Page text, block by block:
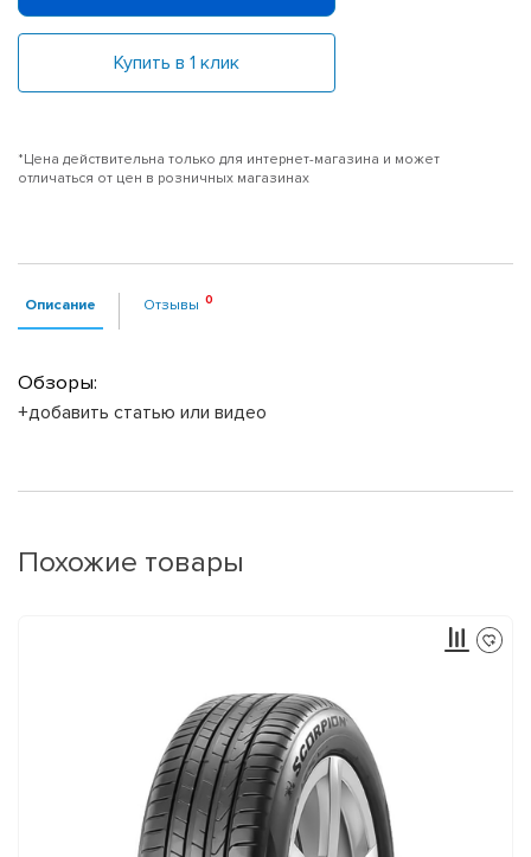
Купить в 1 клик
*Цена действительна только для интернет-магазина и может
отличаться от цен в розничных магазинах
Описание Отзывы
Обзоры:
+добавить статью или видео
Похожие товары